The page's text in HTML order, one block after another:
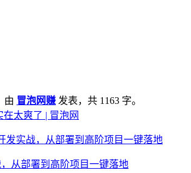
由 冒泡网赚 发表，共 1163 字。
太爽了 | 冒泡网
从部署到高阶项目一键落地